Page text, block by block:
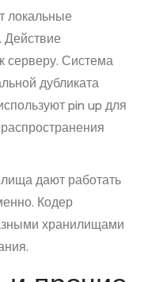
локальные
серверу. Система
дубликата
pin up для
дают работать
Кодер
хранилищами